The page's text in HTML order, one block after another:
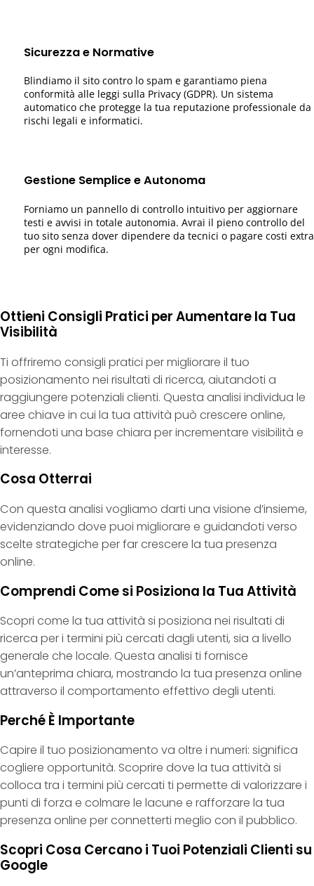
Sicurezza e Normative
Blindiamo il sito contro lo spam e garantiamo piena
conformità alle leggi sulla Privacy (GDPR). Un sistema
automatico che protegge la tua reputazione professionale da
rischi legali e informatici.
Gestione Semplice e Autonoma
Forniamo un pannello di controllo intuitivo per aggiornare
testi e avvisi in totale autonomia. Avrai il pieno controllo del
tuo sito senza dover dipendere da tecnici o pagare costi extra
per ogni modifica.
Ottieni Consigli Pratici per Aumentare la Tua
Visibilità
Ti offriremo consigli pratici per migliorare il tuo
posizionamento nei risultati di ricerca, aiutandoti a
raggiungere potenziali clienti. Questa analisi individua le
aree chiave in cui la tua attività può crescere online,
fornendoti una base chiara per incrementare visibilità e
interesse.
Cosa Otterrai
Con questa analisi vogliamo darti una visione d’insieme,
evidenziando dove puoi migliorare e guidandoti verso
scelte strategiche per far crescere la tua presenza
online.
Comprendi Come si Posiziona la Tua Attività
Scopri come la tua attività si posiziona nei risultati di
ricerca per i termini più cercati dagli utenti, sia a livello
generale che locale. Questa analisi ti fornisce
un’anteprima chiara, mostrando la tua presenza online
attraverso il comportamento effettivo degli utenti.
Perché È Importante
Capire il tuo posizionamento va oltre i numeri: significa
cogliere opportunità. Scoprire dove la tua attività si
colloca tra i termini più cercati ti permette di valorizzare i
punti di forza e colmare le lacune e rafforzare la tua
presenza online per connetterti meglio con il pubblico.
Scopri Cosa Cercano i Tuoi Potenziali Clienti su
Google